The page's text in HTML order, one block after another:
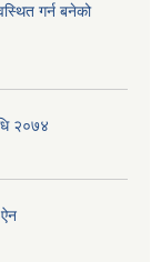
गर्न बनेको
२०७४